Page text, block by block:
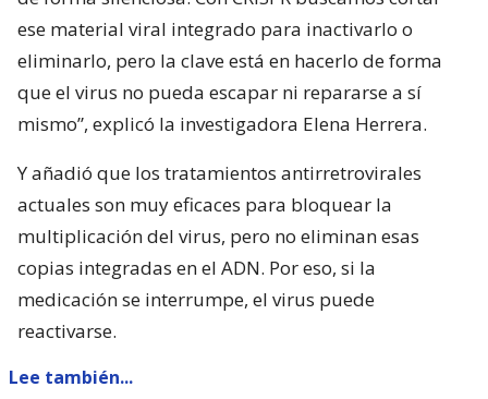
ese material viral integrado para inactivarlo o
eliminarlo, pero la clave está en hacerlo de forma
que el virus no pueda escapar ni repararse a sí
mismo”, explicó la investigadora Elena Herrera.
Y añadió que los tratamientos antirretrovirales
actuales son muy eficaces para bloquear la
multiplicación del virus, pero no eliminan esas
copias integradas en el ADN. Por eso, si la
medicación se interrumpe, el virus puede
reactivarse.
Lee también...